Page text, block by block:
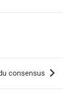
consensus